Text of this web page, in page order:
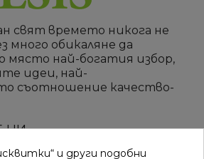
свят времето никога не
много обикаляне да
място най-богатия избор,
идеи, най-
съотношение качество-
НИ
и други подобни